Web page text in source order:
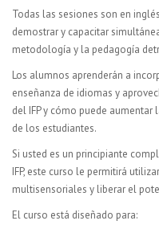
Todas las sesiones son en
demostrar y capacitar
metodología y la pedagogía
Los alumnos aprenderán a
enseñanza de idiomas y
del IFP y cómo puede
de los estudiantes.
Si usted es un principiante
IFP, este curso le permitirá
multisensoriales y liberar el
El curso está diseñado para: